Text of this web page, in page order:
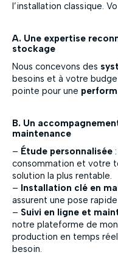
l’installation classique.
A. Une expertise
stockage
Nous concevons des
besoins et à votre
pointe pour une
B. Un
maintenance
– Étude personnalisée
consommation et votre
solution la plus rentable.
– Installation clé en
assurent une pose
– Suivi en ligne et
notre plateforme de
production en temps
besoin.